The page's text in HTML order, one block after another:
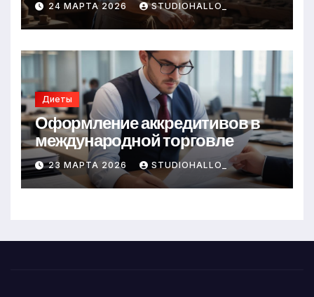
24 МАРТА 2026 STUDIOHALLO_
Диеты
Оформление аккредитивов в
международной торговле
23 МАРТА 2026 STUDIOHALLO_